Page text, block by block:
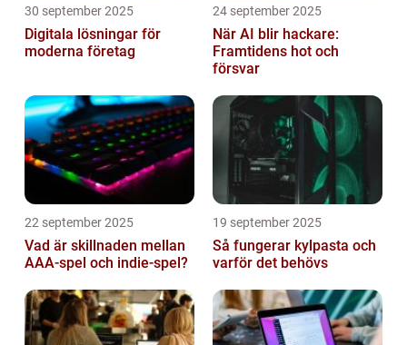
30 september 2025
Digitala lösningar för
moderna företag
24 september 2025
När AI blir hackare:
Framtidens hot och
försvar
22 september 2025
Vad är skillnaden mellan
AAA-spel och indie-spel?
19 september 2025
Så fungerar kylpasta och
varför det behövs